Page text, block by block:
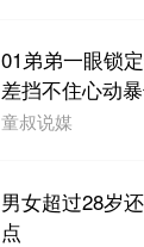
01弟弟一眼锁
差挡不住心动
童叔说媒
男女超过28岁
点